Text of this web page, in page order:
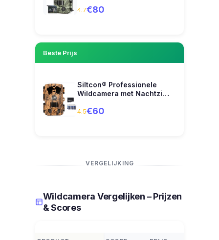
4.7€80
Beste Prijs
Siltcon® Professionele
Wildcamera met Nachtzi…
4.5€60
VERGELIJKING
Wildcamera Vergelijken – Prijzen
& Scores